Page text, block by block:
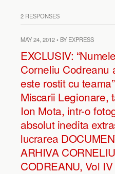
2 RESPONSES
MAY 24, 2012 • BY EXPRESS
EXCLUSIV:
Corneliu Codreanu
este rostit cu
Miscarii Legionare,
Ion Mota, intr-o
absolut inedita
lucrarea
ARHIVA
CODREANU, Vol IV